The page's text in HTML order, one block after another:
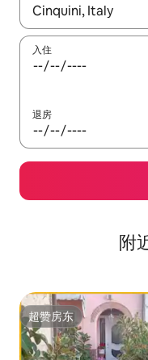
如有搜索结果，请使
入住
退房
附
超赞房东
超赞房东